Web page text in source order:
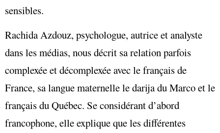
sensibles.
Rachida Azdouz, psychologue, autrice et analyste
dans les médias, nous décrit sa relation parfois
complexée et décomplexée avec le français de
France, sa langue maternelle le darija du Marco et le
français du Québec. Se considérant d’abord
francophone, elle explique que les différentes